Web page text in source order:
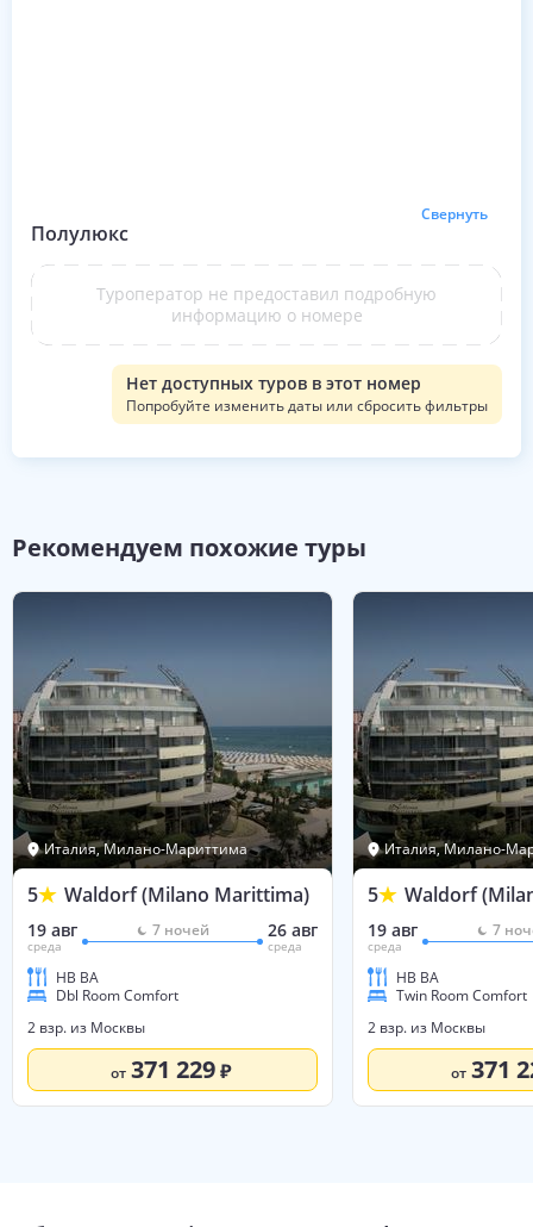
Полулюкс
Свернуть
Туроператор не предоставил подробную
информацию о номере
Нет доступных туров в этот номер
Попробуйте изменить даты или сбросить фильтры
Рекомендуем похожие туры
Италия, Милано-Мариттима
5 Waldorf (Milano Marittima)
19 авг
среда
7 ночей 26 авг
среда
HB BA
Dbl Room Comfort
2 взр. из Москвы
от 371 229
Италия, Милано-
5 Waldorf
19 авг
среда
7
HB BA
Twin Room Comfort
2 взр. из Москвы
от 371